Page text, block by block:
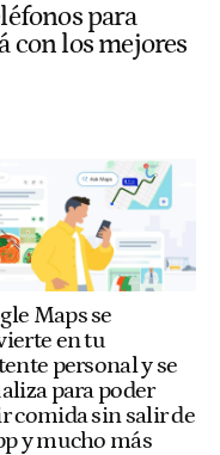
para
con los mejores
Maps se
en tu
personal y se
para poder
comida sin salir de
y mucho más